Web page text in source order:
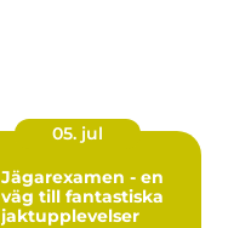
05. jul
Jägarexamen - en
väg till fantastiska
jaktupplevelser